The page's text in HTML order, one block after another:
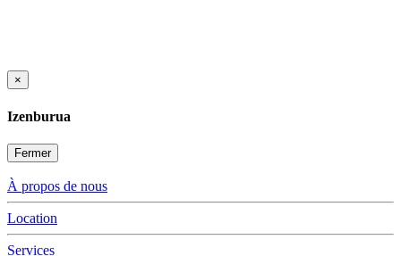
×
Izenburua
Fermer
À propos de nous
Location
Services